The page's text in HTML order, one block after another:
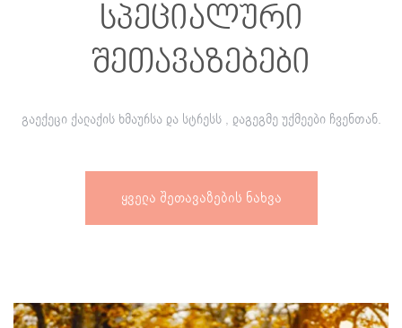
სპეციალური
შეთავაზებები
გაექეცი ქალაქის ხმაურსა და სტრესს , დაგეგმე უქმეები ჩვენთან.
Ყველა Შეთავაზების Ნახვა